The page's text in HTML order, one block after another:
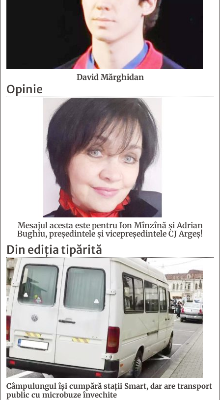
David Mărghidan
Opinie
Mesajul acesta este pentru Ion Mînzînă şi Adrian
Bughiu, preşedintele şi vicepreşedintele CJ Argeş!
Din ediția tipărită
Câmpulungul îşi cumpără staţii Smart, dar are transport
public cu microbuze învechite